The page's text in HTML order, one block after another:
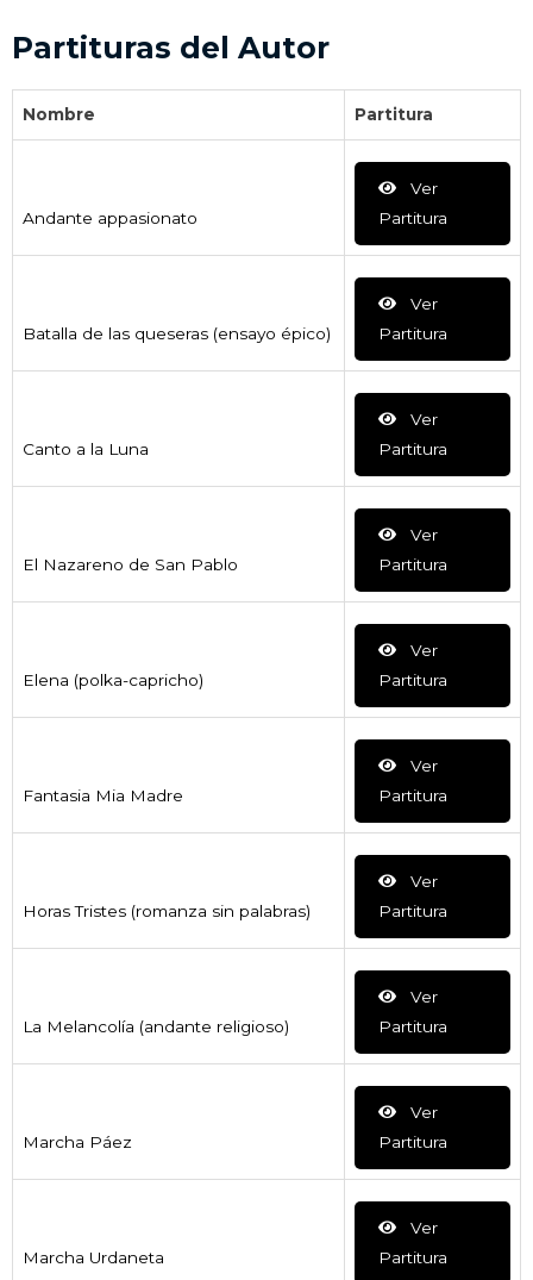
Partituras del Autor
Nombre Partitura
Andante appasionato
Ver
Partitura
Batalla de las queseras (ensayo épico)
Ver
Partitura
Canto a la Luna
Ver
Partitura
El Nazareno de San Pablo
Ver
Partitura
Elena (polka-capricho)
Ver
Partitura
Fantasia Mia Madre
Ver
Partitura
Horas Tristes (romanza sin palabras)
Ver
Partitura
La Melancolía (andante religioso)
Ver
Partitura
Marcha Páez
Ver
Partitura
Marcha Urdaneta
Ver
Partitura